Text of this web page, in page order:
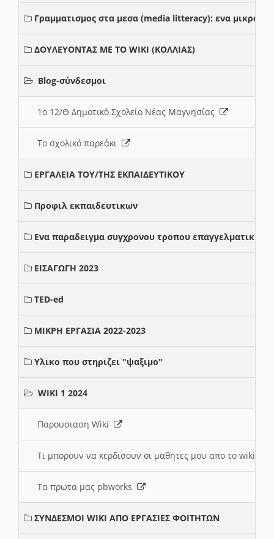
Γραμματισμος στα μεσα (media litteracy): ενα μικρο
ΔΟΥΛΕΥΟΝΤΑΣ ΜΕ ΤΟ WIKI (ΚΟΛΛΙΑΣ)
Blog-σύνδεσμοι
1ο 12/Θ Δημοτικό Σχολείο Νέας Μαγνησίας
Το σχολικό παρεάκι
ΕΡΓΑΛΕΙΑ ΤΟΥ/ΤΗΣ ΕΚΠΑΙΔΕΥΤΙΚΟΥ
Προφιλ εκπαιδευτικων
Ενα παραδειγμα συγχρονου τροπου επαγγελματικης
ΕΙΣΑΓΩΓΗ 2023
TED-ed
ΜΙΚΡΗ ΕΡΓΑΣΙΑ 2022-2023
Υλικο που στηριζει "ψαξιμο"
WIKI 1 2024
Παρουσιαση Wiki
Τι μπορουν να κερδισουν οι μαθητες μου απο το wiki
Τα πρωτα μας pbworks
ΣΥΝΔΕΣΜΟΙ WIKI ΑΠΟ ΕΡΓΑΣΙΕΣ ΦΟΙΤΗΤΩΝ